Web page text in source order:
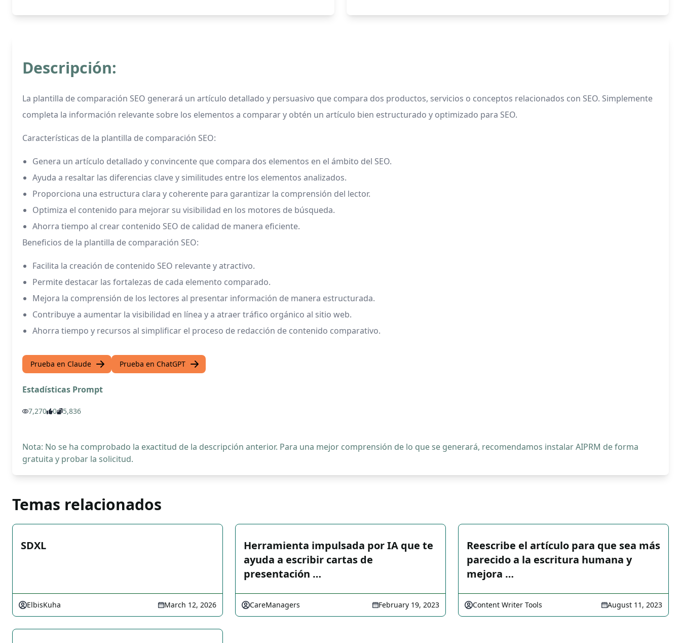
Descripción:
La plantilla de comparación SEO generará un artículo detallado y persuasivo que compara dos productos, servicios o conceptos relacionados con SEO. Simplemente
completa la información relevante sobre los elementos a comparar y obtén un artículo bien estructurado y optimizado para SEO.
Características de la plantilla de comparación SEO:
Genera un artículo detallado y convincente que compara dos elementos en el ámbito del SEO.
Ayuda a resaltar las diferencias clave y similitudes entre los elementos analizados.
Proporciona una estructura clara y coherente para garantizar la comprensión del lector.
Optimiza el contenido para mejorar su visibilidad en los motores de búsqueda.
Ahorra tiempo al crear contenido SEO de calidad de manera eficiente.
Beneficios de la plantilla de comparación SEO:
Facilita la creación de contenido SEO relevante y atractivo.
Permite destacar las fortalezas de cada elemento comparado.
Mejora la comprensión de los lectores al presentar información de manera estructurada.
Contribuye a aumentar la visibilidad en línea y a atraer tráfico orgánico al sitio web.
Ahorra tiempo y recursos al simplificar el proceso de redacción de contenido comparativo.
Prueba en Claude Prueba en ChatGPT
Estadísticas Prompt
7,270 0 5,836
Nota: No se ha comprobado la exactitud de la descripción anterior. Para una mejor comprensión de lo que se generará, recomendamos instalar AIPRM de forma
gratuita y probar la solicitud.
Temas relacionados
SDXL
ElbisKuha March 12, 2026
Herramienta impulsada por IA que te
ayuda a escribir cartas de
presentación …
CareManagers February 19, 2023
Reescribe el artículo para que sea más
parecido a la escritura humana y
mejora …
Content Writer Tools August 11, 2023